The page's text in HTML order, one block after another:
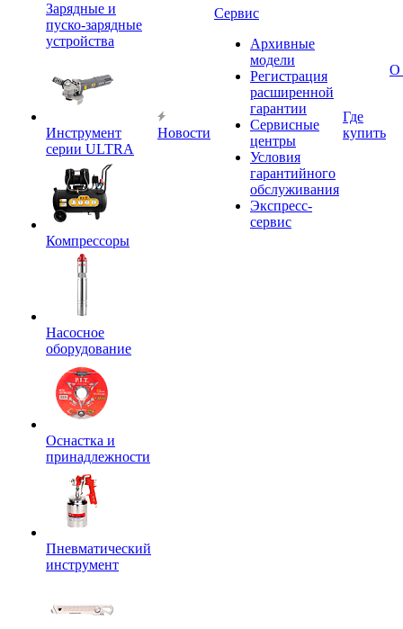
Зарядные и
пуско-зарядные
устройства
Инструмент
серии ULTRA
Компрессоры
Насосное
оборудование
Оснастка и
принадлежности
Пневматический
инструмент
Новости
Сервис
Архивные
модели
Регистрация
расширенной
гарантии
Сервисные
центры
Условия
гарантийного
обслуживания
Экспресс-
сервис
Где
купить
О